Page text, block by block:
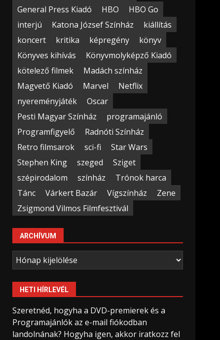
General Press Kiadó
HBO
HBO Go
interjú
Katona József Színház
kiállítás
koncert
kritika képregény
könyv
Könyves kihívás
Könyvmolyképző Kiadó
kötelező filmek
Madách színház
Magvető Kiadó
Marvel
Netflix
nyereményjáték
Oscar
Pesti Magyar Színház
programajánló
Programfigyelő
Radnóti Színház
Retro filmsarok
sci-fi
Star Wars
Stephen King
szeged
Sziget
szépirodalom
színház
Trónok harca
Tánc
Várkert Bazár Vígszínház
Zene
Zsigmond Vilmos Filmfesztivál
ARCHÍVUM
Archívum
HETI HÍRLEVÉL
Szeretnéd, hogyha a DVD-premierek és a
Programajánlók az e-mail fiókodban
landolnának? Hogyha igen, akkor iratkozz fel